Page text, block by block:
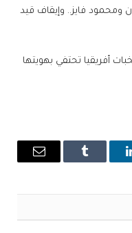
فايز.. وإيقاف قيد
أفريقيا تحتفي بهويتها
لينكدإن Tumblr
البريد